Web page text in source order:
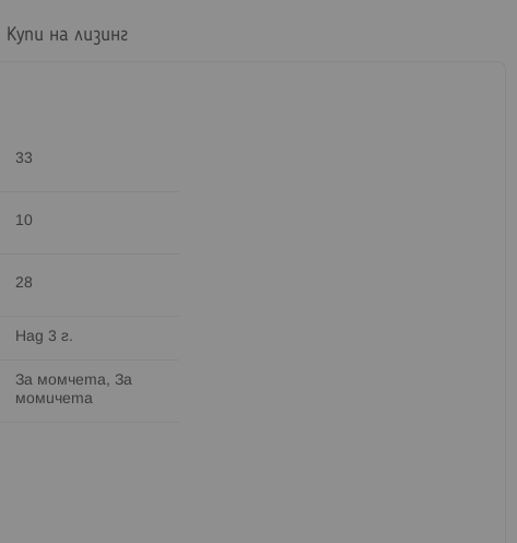
33
10
28
Над 3 г.
За момчета, За
момичета
Купи на лизинг